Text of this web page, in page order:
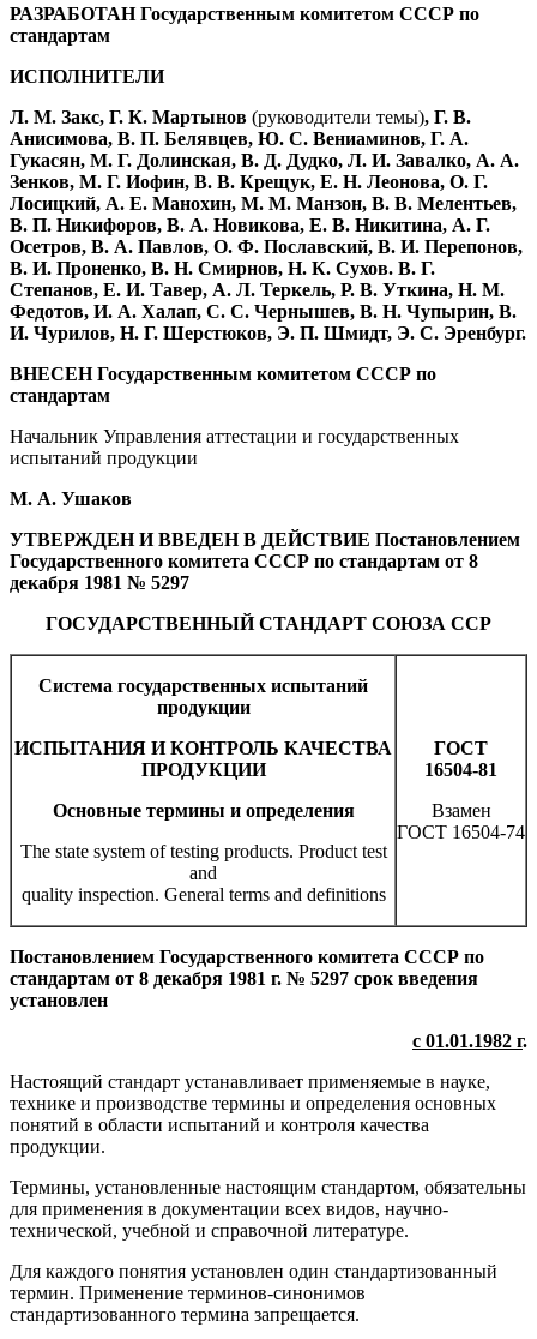
РАЗРАБОТАН Государственным комитетом СССР по
стандартам
ИСПОЛНИТЕЛИ
Л. М. Закс, Г. К. Мартынов (руководители темы), Г. В.
Анисимова, В. П. Белявцев, Ю. С. Вениаминов, Г. А.
Гукасян, М. Г. Долинская, В. Д. Дудко, Л. И. Завалко, А. А.
Зенков, М. Г. Иофин, В. В. Крещук, Е. Н. Леонова, О. Г.
Лосицкий, А. Е. Манохин, М. М. Манзон, В. В. Мелентьев,
В. П. Никифоров, В. А. Новикова, Е. В. Никитина, А. Г.
Осетров, В. А. Павлов, О. Ф. Пославский, В. И. Перепонов,
В. И. Проненко, В. Н. Смирнов, Н. К. Сухов. В. Г.
Степанов, Е. И. Тавер, А. Л. Теркель, Р. В. Уткина, Н. М.
Федотов, И. А. Халап, С. С. Чернышев, В. Н. Чупырин, В.
И. Чурилов, Н. Г. Шерстюков, Э. П. Шмидт, Э. С. Эренбург.
ВНЕСЕН Государственным комитетом СССР по
стандартам
Начальник Управления аттестации и государственных
испытаний продукции
М. А. Ушаков
УТВЕРЖДЕН И ВВЕДЕН В ДЕЙСТВИЕ Постановлением
Государственного комитета СССР по стандартам от 8
декабря 1981 № 5297
ГОСУДАРСТВЕННЫЙ СТАНДАРТ СОЮЗА ССР
Система государственных испытаний
продукции
ИСПЫТАНИЯ И КОНТРОЛЬ КАЧЕСТВА
ПРОДУКЦИИ
Основные термины и определения
The state system of testing products. Product test
and
quality inspection. General terms and definitions
ГОСТ
16504-81
Взамен
ГОСТ 16504-74
Постановлением Государственного комитета СССР по
стандартам от 8 декабря 1981 г. № 5297 срок введения
установлен
с 01.01.1982 г.
Настоящий стандарт устанавливает применяемые в науке,
технике и производстве термины и определения основных
понятий в области испытаний и контроля качества
продукции.
Термины, установленные настоящим стандартом, обязательны
для применения в документации всех видов, научно-
технической, учебной и справочной литературе.
Для каждого понятия установлен один стандартизованный
термин. Применение терминов-синонимов
стандартизованного термина запрещается.